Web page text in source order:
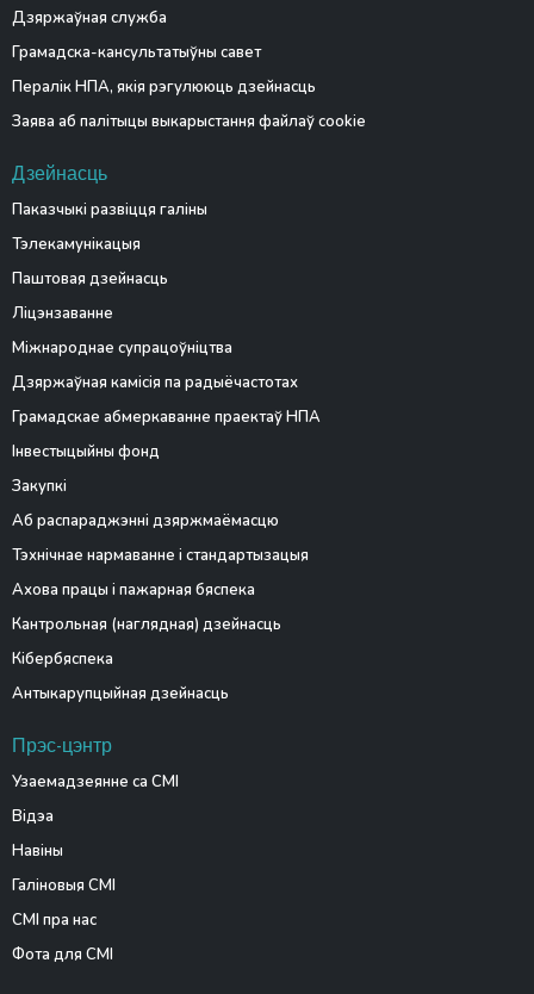
Дзяржаўная служба
Грамадска-кансультатыўны савет
Пералік НПА, якія рэгулююць дзейнасць
Заява аб палітыцы выкарыстання файлаў cookie
Дзейнасць
Паказчыкі развіцця галіны
Тэлекамунікацыя
Паштовая дзейнасць
Ліцэнзаванне
Міжнароднае супрацоўніцтва
Дзяржаўная камісія па радыёчастотах
Грамадскае абмеркаванне праектаў НПА
Інвестыцыйны фонд
Закупкі
Аб распараджэнні дзяржмаёмасцю
Тэхнічнае нармаванне і стандартызацыя
Ахова працы і пажарная бяспека
Кантрольная (наглядная) дзейнасць
Кібербяспека
Антыкарупцыйная дзейнасць
Прэс-цэнтр
Узаемадзеянне са СМІ
Відэа
Навіны
Галіновыя СМІ
СМІ пра нас
Фота для СМІ